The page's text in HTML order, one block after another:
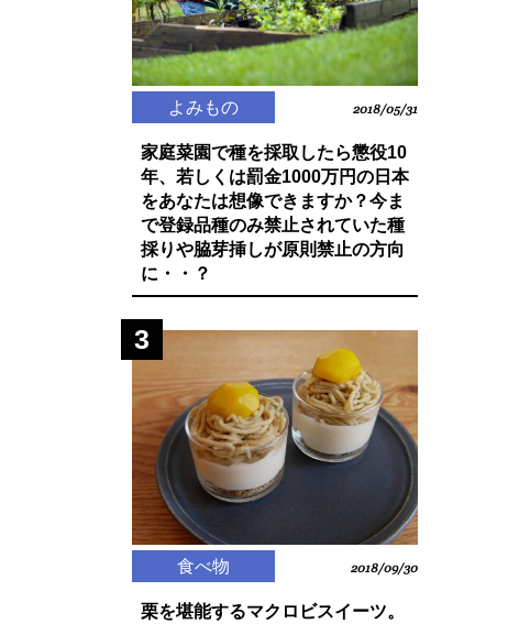
よみもの 2018/05/31
家庭菜園で種を採取したら懲役10
年、若しくは罰金1000万円の日本
をあなたは想像できますか？今ま
で登録品種のみ禁止されていた種
採りや脇芽挿しが原則禁止の方向
に・・？
3
食べ物 2018/09/30
栗を堪能するマクロビスイーツ。